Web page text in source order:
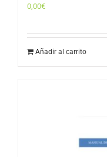
0,00€
Añadir al carrito